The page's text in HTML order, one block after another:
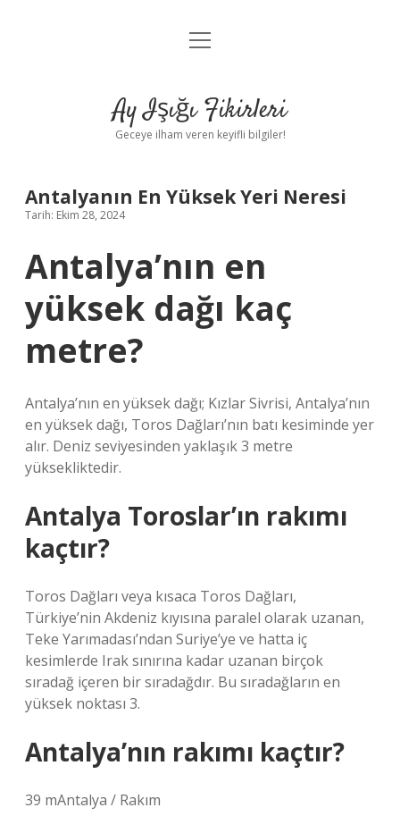
Anasayfa
Yasal Uyarı
menüyü
Ay Işığı Fikirleri
Geceye ilham veren keyifli bilgiler!
Antalyanın En Yüksek Yeri Neresi
Tarih: Ekim 28, 2024
Antalya’nın en
yüksek dağı kaç
metre?
Antalya’nın en yüksek dağı; Kızlar Sivrisi, Antalya’nın
en yüksek dağı, Toros Dağları’nın batı kesiminde yer
alır. Deniz seviyesinden yaklaşık 3 metre
yüksekliktedir.
Antalya Toroslar’ın rakımı
kaçtır?
Toros Dağları veya kısaca Toros Dağları,
Türkiye’nin Akdeniz kıyısına paralel olarak uzanan,
Teke Yarımadası’ndan Suriye’ye ve hatta iç
kesimlerde Irak sınırına kadar uzanan birçok
sıradağ içeren bir sıradağdır. Bu sıradağların en
yüksek noktası 3.
Antalya’nın rakımı kaçtır?
39 mAntalya / Rakım